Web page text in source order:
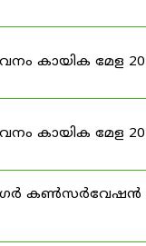
കായിക മേള
കായിക മേള